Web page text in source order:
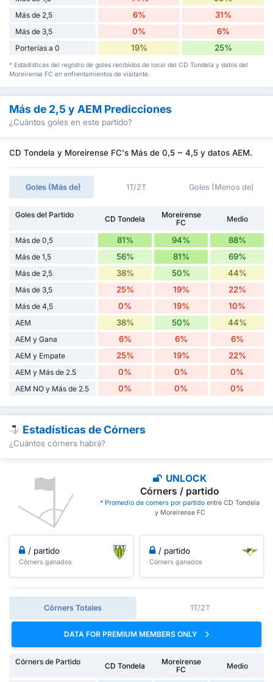
Más de 2,5 6% 31%
Más de 3,5 0% 6%
Porterías a 0 19% 25%
* Estadísticas del registro de goles recibidos de local del CD Tondela y datos del
Moreirense FC en enfrentamientos de visitante.
Más de 2,5 y AEM Predicciones
¿Cuántos goles en este partido?
CD Tondela y Moreirense FC's Más de 0,5 ~ 4,5 y datos AEM.
Goles (Más de) 1T/2T Goles (Menos de)
Goles del Partido CD Tondela
Moreirense
FC
Medio
Más de 0,5 81% 94% 88%
Más de 1,5 56% 81% 69%
Más de 2,5 38% 50% 44%
Más de 3,5 25% 19% 22%
Más de 4,5 0% 19% 10%
AEM 38% 50% 44%
AEM y Gana 6% 6% 6%
AEM y Empate 25% 19% 22%
AEM y Más de 2.5 0% 0% 0%
AEM NO y Más de 2.5 0% 0% 0%
Estadísticas de Córners
¿Cuántos córners habrá?
UNLOCK
Córners / partido
* Promedio de corners por partido entre CD Tondela
y Moreirense FC
/ partido
Córners ganados
/ partido
Córners ganados
Córners Totales 1T/2T
DATA FOR PREMIUM MEMBERS ONLY
Córners de Partido CD Tondela
Moreirense
FC
Medio